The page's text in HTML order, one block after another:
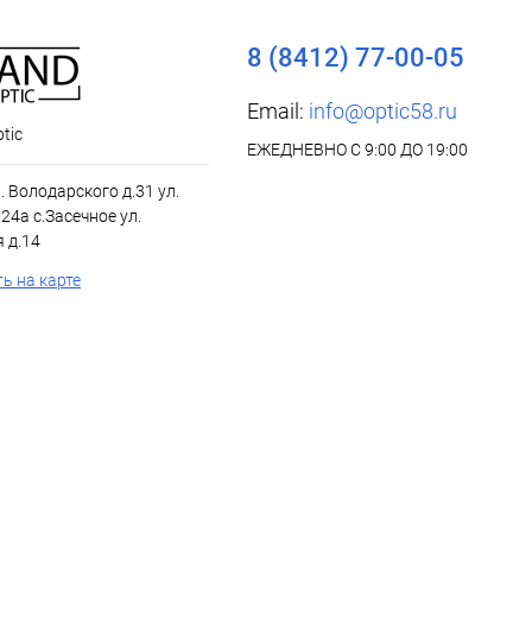
Володарского д.31 ул.
с.Засечное ул.
д.14
на карте
8 (8412) 77-00-05
Email: info@optic58.ru
ЕЖЕДНЕВНО С 9:00 ДО 19:00